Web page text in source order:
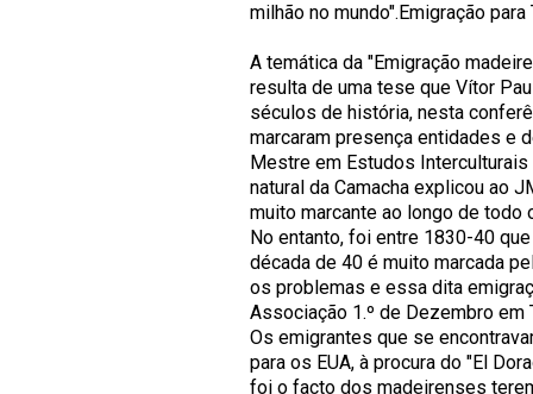
milhão no mundo".Emigração
A temática da "Emigração
resulta de uma tese que Vítor
séculos de história, nesta
marcaram presença entidades e
Mestre em Estudos
natural da Camacha explicou ao
muito marcante ao longo de
No entanto, foi entre 1830-40
década de 40 é muito marcada
os problemas e essa dita
Associação 1.º de Dezembro
Os emigrantes que se
para os EUA, à procura do "El
foi o facto dos madeirenses